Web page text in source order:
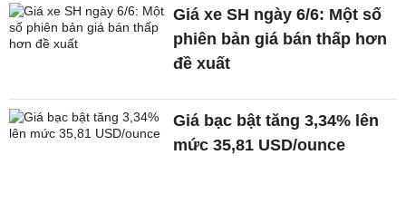
Giá xe SH ngày 6/6: Một số
phiên bản giá bán thấp hơn
đề xuất
Giá bạc bật tăng 3,34% lên
mức 35,81 USD/ounce